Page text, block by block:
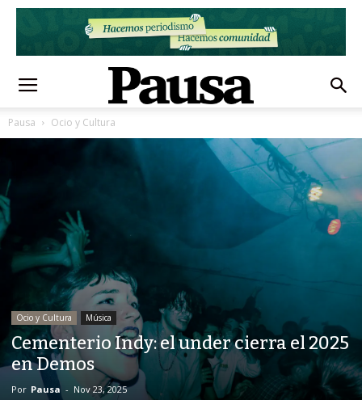
Pausa Ocio y Cultura
Ocio y Cultura Música
Cementerio Indy: el under cierra el 2025
en Demos
Por Pausa - Nov 23, 2025